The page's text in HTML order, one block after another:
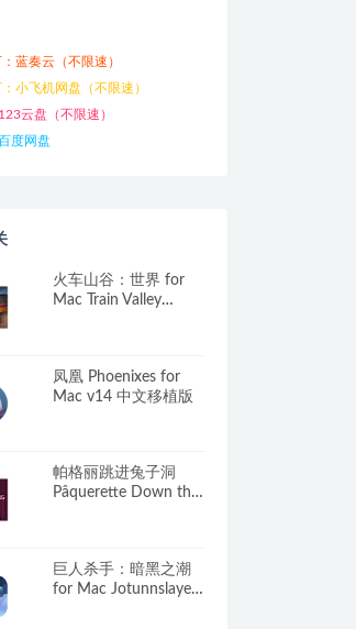
蓝奏云（不限速）
小飞机网盘（不限速）
云盘（不限速）
度网盘
火车山谷：世界 for
Mac Train Valley
凤凰 Phoenixes for
Mac v14 中文移植版
帕格丽跳进兔子洞
Pâquerette Down the
巨人杀手：暗黑之潮
for Mac Jotunnslayer: